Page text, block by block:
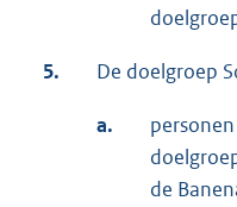
5. De doelgroep
a.
de